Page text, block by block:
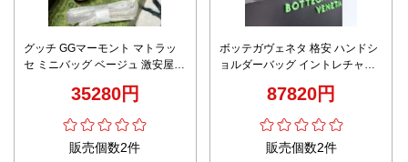
グッチ GGマーモント マトラッ
セ ミニバッグ ベージュ 激安屋口
デザイン再現 即納対応 安心サイ
35280円
販売個数2件
ボッテガヴェネタ 格安 ハンドシ
ョルダーバッグ イントレチャー
87820円
販売個数2件